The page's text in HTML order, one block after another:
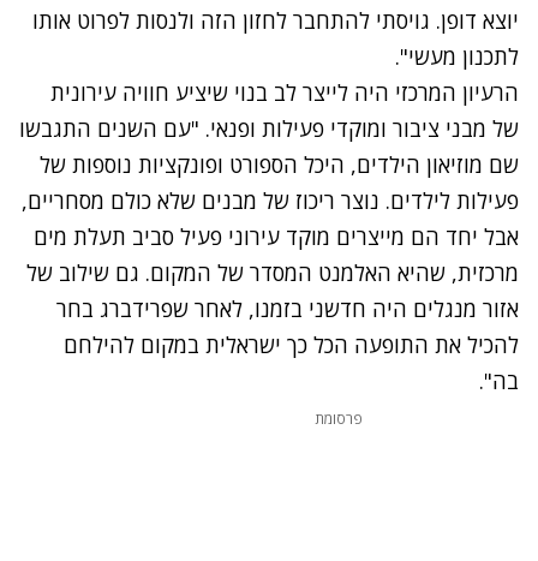
יוצא דופן. גויסתי להתחבר לחזון הזה ולנסות לפרוט אותו
לתכנון מעשי".
הרעיון המרכזי היה לייצר לב בנוי שיציע חוויה עירונית
של מבני ציבור ומוקדי פעילות ופנאי. "עם השנים התגבשו
שם מוזיאון הילדים, היכל הספורט ופונקציות נוספות של
פעילות לילדים. נוצר ריכוז של מבנים שלא כולם מסחריים,
אבל יחד הם מייצרים מוקד עירוני פעיל סביב תעלת מים
מרכזית, שהיא האלמנט המסדר של המקום. גם שילוב של
אזור מנגלים היה חדשני בזמנו, לאחר שפרידברג בחר
להכיל את התופעה הכל כך ישראלית במקום להילחם
בה".
פרסומת